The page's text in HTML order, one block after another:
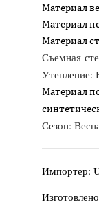
Материал
Материал
Материал
Съемная
Утепление:
Материал
Сезон:
Импортер: